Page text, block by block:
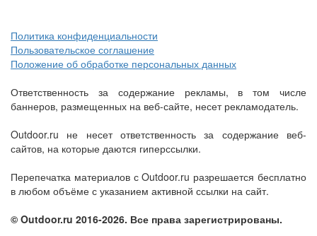
Политика конфиденциальности
Пользовательское соглашение
Положение об обработке персональных данных
Ответственность за содержание рекламы, в том числе
баннеров, размещенных на веб-сайте, несет рекламодатель.
Outdoor.ru не несет ответственность за содержание веб-
сайтов, на которые даются гиперссылки.
Перепечатка материалов с Outdoor.ru разрешается бесплатно
в любом объёме с указанием активной ссылки на сайт.
© Outdoor.ru 2016-2026. Все права зарегистрированы.